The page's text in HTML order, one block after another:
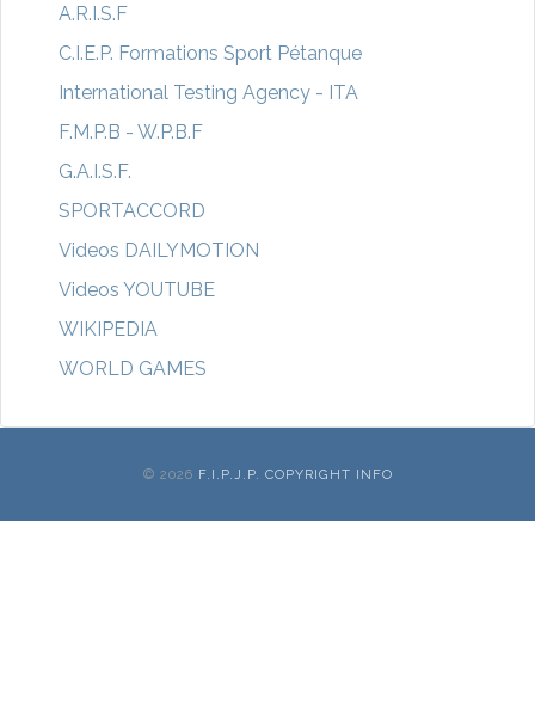
A.R.I.S.F
C.I.E.P. Formations Sport Pétanque
International Testing Agency - ITA
F.M.P.B - W.P.B.F
G.A.I.S.F.
SPORTACCORD
Videos DAILYMOTION
Videos YOUTUBE
WIKIPEDIA
WORLD GAMES
© 2026 F.I.P.J.P. COPYRIGHT INFO